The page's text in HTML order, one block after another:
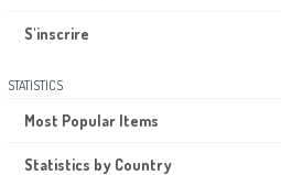
S'inscrire
STATISTICS
Most Popular Items
Statistics by Country